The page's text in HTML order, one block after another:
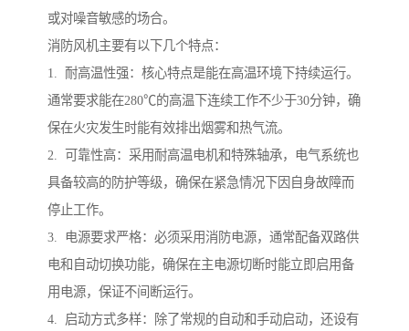
或对噪音敏感的场合。
消防风机主要有以下几个特点：
1. 耐高温性强：核心特点是能在高温环境下持续运行。
通常要求能在280℃的高温下连续工作不少于30分钟，确
保在火灾发生时能有效排出烟雾和热气流。
2. 可靠性高：采用耐高温电机和特殊轴承，电气系统也
具备较高的防护等级，确保在紧急情况下因自身故障而
停止工作。
3. 电源要求严格：必须采用消防电源，通常配备双路供
电和自动切换功能，确保在主电源切断时能立即启用备
用电源，保证不间断运行。
4. 启动方式多样：除了常规的自动和手动启动，还设有